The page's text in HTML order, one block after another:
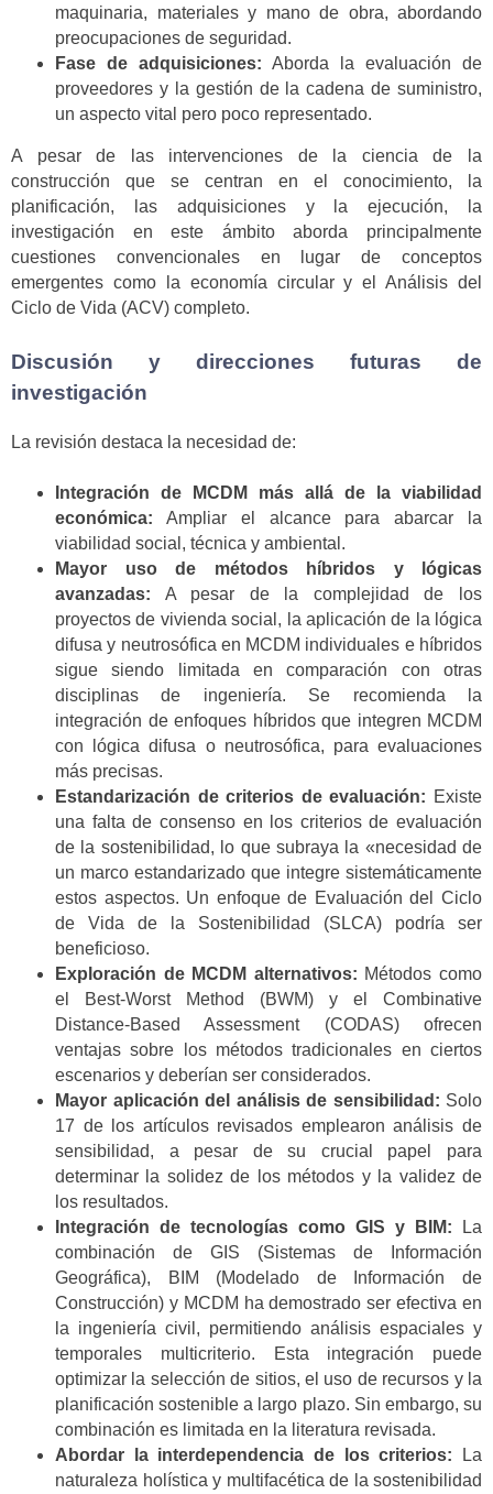
maquinaria, materiales y mano de obra, abordando
preocupaciones de seguridad.
Fase de adquisiciones: Aborda la evaluación de
proveedores y la gestión de la cadena de suministro,
un aspecto vital pero poco representado.
A pesar de las intervenciones de la ciencia de la
construcción que se centran en el conocimiento, la
planificación, las adquisiciones y la ejecución, la
investigación en este ámbito aborda principalmente
cuestiones convencionales en lugar de conceptos
emergentes como la economía circular y el Análisis del
Ciclo de Vida (ACV) completo.
Discusión y direcciones futuras de
investigación
La revisión destaca la necesidad de:
Integración de MCDM más allá de la viabilidad
económica: Ampliar el alcance para abarcar la
viabilidad social, técnica y ambiental.
Mayor uso de métodos híbridos y lógicas
avanzadas: A pesar de la complejidad de los
proyectos de vivienda social, la aplicación de la lógica
difusa y neutrosófica en MCDM individuales e híbridos
sigue siendo limitada en comparación con otras
disciplinas de ingeniería. Se recomienda la
integración de enfoques híbridos que integren MCDM
con lógica difusa o neutrosófica, para evaluaciones
más precisas.
Estandarización de criterios de evaluación: Existe
una falta de consenso en los criterios de evaluación
de la sostenibilidad, lo que subraya la «necesidad de
un marco estandarizado que integre sistemáticamente
estos aspectos. Un enfoque de Evaluación del Ciclo
de Vida de la Sostenibilidad (SLCA) podría ser
beneficioso.
Exploración de MCDM alternativos: Métodos como
el Best-Worst Method (BWM) y el Combinative
Distance-Based Assessment (CODAS) ofrecen
ventajas sobre los métodos tradicionales en ciertos
escenarios y deberían ser considerados.
Mayor aplicación del análisis de sensibilidad: Solo
17 de los artículos revisados emplearon análisis de
sensibilidad, a pesar de su crucial papel para
determinar la solidez de los métodos y la validez de
los resultados.
Integración de tecnologías como GIS y BIM: La
combinación de GIS (Sistemas de Información
Geográfica), BIM (Modelado de Información de
Construcción) y MCDM ha demostrado ser efectiva en
la ingeniería civil, permitiendo análisis espaciales y
temporales multicriterio. Esta integración puede
optimizar la selección de sitios, el uso de recursos y la
planificación sostenible a largo plazo. Sin embargo, su
combinación es limitada en la literatura revisada.
Abordar la interdependencia de los criterios: La
naturaleza holística y multifacética de la sostenibilidad